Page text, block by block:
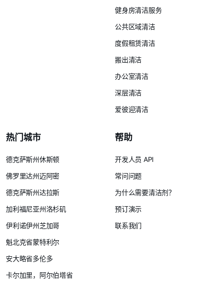
健身房清洁服务
公共区域清洁
度假租赁清洁
搬出清洁
办公室清洁
深层清洁
爱彼迎清洁
热门城市
德克萨斯州休斯顿
佛罗里达州迈阿密
德克萨斯州达拉斯
加利福尼亚州洛杉矶
伊利诺伊州芝加哥
魁北克省蒙特利尔
安大略省多伦多
卡尔加里，阿尔伯塔省
帮助
开发人员 API
常问问题
为什么需要清洁剂？
预订演示
联系我们